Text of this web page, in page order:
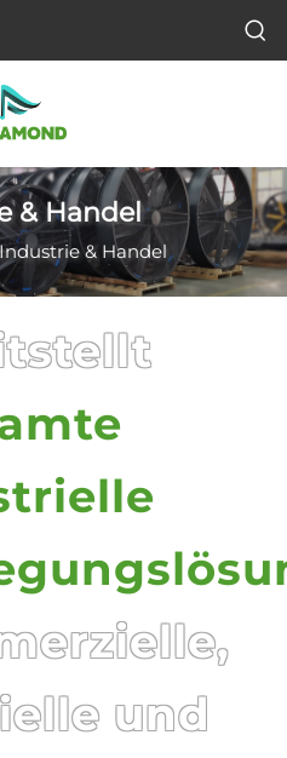
& Handel
Industrie & Handel
und